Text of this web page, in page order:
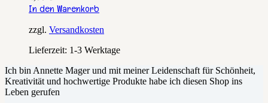
In den Warenkorb
zzgl. Versandkosten
Lieferzeit: 1-3 Werktage
Ich bin Annette Mager und mit meiner Leidenschaft für Schönheit,
Kreativität und hochwertige Produkte habe ich diesen Shop ins
Leben gerufen